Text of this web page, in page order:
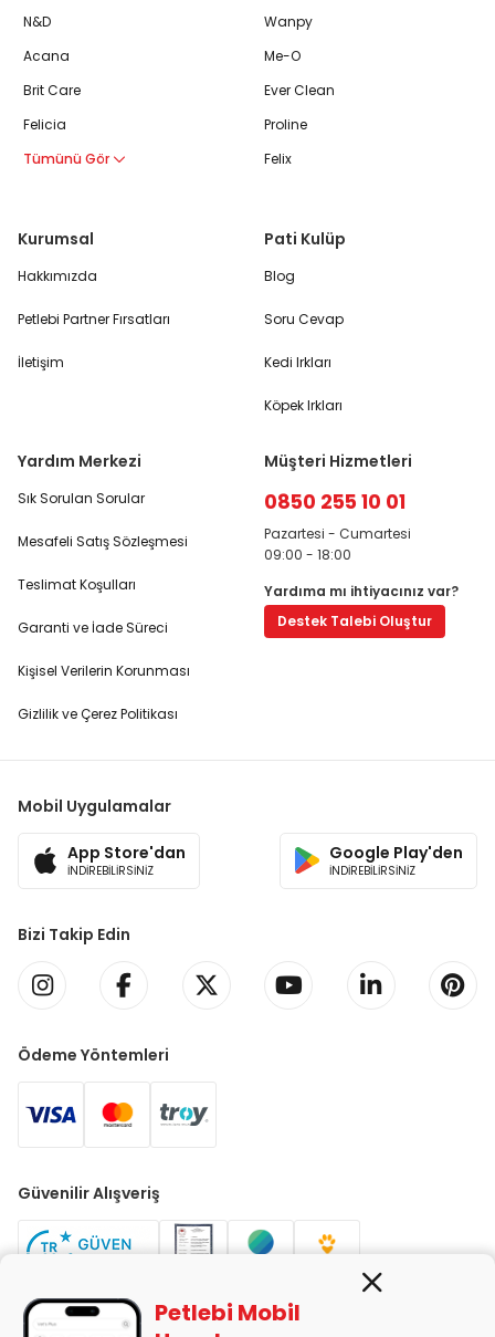
N&D
Acana
Brit Care
Felicia
Tümünü Gör
Wanpy
Me-O
Ever Clean
Proline
Felix
Kurumsal
Hakkımızda
Petlebi Partner Fırsatları
İletişim
Pati Kulüp
Blog
Soru Cevap
Kedi Irkları
Köpek Irkları
Yardım Merkezi
Sık Sorulan Sorular
Mesafeli Satış Sözleşmesi
Teslimat Koşulları
Garanti ve İade Süreci
Kişisel Verilerin Korunması
Gizlilik ve Çerez Politikası
Müşteri Hizmetleri
0850 255 10 01
Pazartesi - Cumartesi
09:00 - 18:00
Yardıma mı ihtiyacınız var?
Destek Talebi Oluştur
Mobil Uygulamalar
App Store'dan
İNDİREBİLİRSİNİZ
Google Play'den
İNDİREBİLİRSİNİZ
Bizi Takip Edin
Ödeme Yöntemleri
Güvenilir Alışveriş
Petlebi Mobil